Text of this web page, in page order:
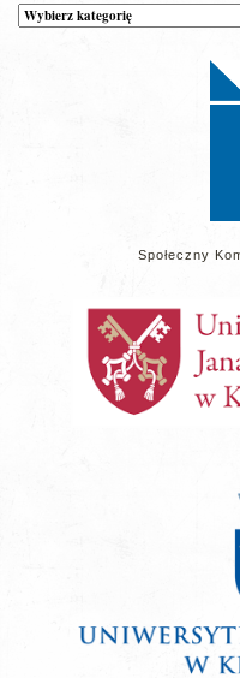
Kategorie
wpisów
Społeczny